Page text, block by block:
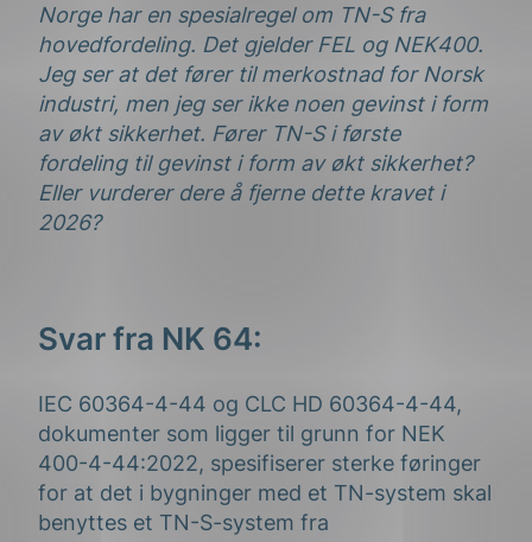
Norge har en spesialregel om TN-S fra
hovedfordeling. Det gjelder FEL og NEK400.
Jeg ser at det fører til merkostnad for Norsk
industri, men jeg ser ikke noen gevinst i form
av økt sikkerhet. Fører TN-S i første
fordeling til gevinst i form av økt sikkerhet?
Eller vurderer dere å fjerne dette kravet i
2026?
Svar fra NK 64:
IEC 60364-4-44 og CLC HD 60364-4-44,
dokumenter som ligger til grunn for NEK
400-4-44:2022, spesifiserer sterke føringer
for at det i bygninger med et TN-system skal
benyttes et TN-S-system fra